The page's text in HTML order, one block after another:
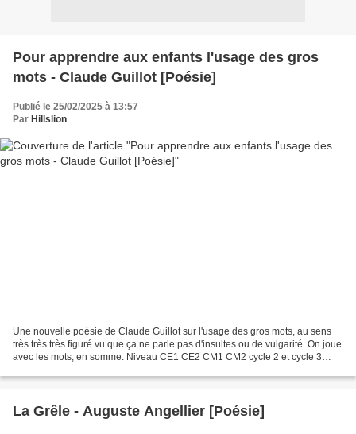
Pour apprendre aux enfants l'usage des gros
mots - Claude Guillot [Poésie]
Publié le 25/02/2025 à 13:57
Par Hillslion
Une nouvelle poésie de Claude Guillot sur l'usage des gros mots, au sens
très très très figuré vu que ça ne parle pas d'insultes ou de vulgarité. On joue
avec les mots, en somme. Niveau CE1 CE2 CM1 CM2 cycle 2 et cycle 3
La Grêle - Auguste Angellier [Poésie]